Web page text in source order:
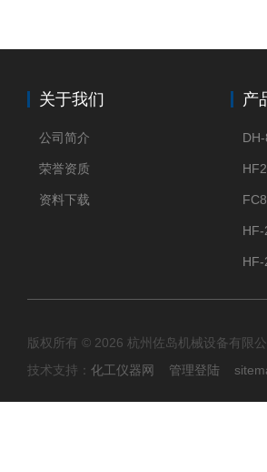
关于我们
公司简介
荣誉资质
资料下载
产
版权所有 © 2026 杭州佐岛机械设备有限
技术支持： 化工仪器网 管理登陆